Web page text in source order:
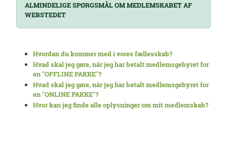
ALMINDELIGE SPØRGSMÅL OM MEDLEMSKABET AF
WEBSTEDET
Hvordan du kommer med i vores fællesskab?
Hvad skal jeg gøre, når jeg har betalt medlemsgebyret for
en "OFFLINE PAKKE"?
Hvad skal jeg gøre, når jeg har betalt medlemsgebyret for
en "ONLINE PAKKE"?
Hvor kan jeg finde alle oplysninger om mit medlemskab?